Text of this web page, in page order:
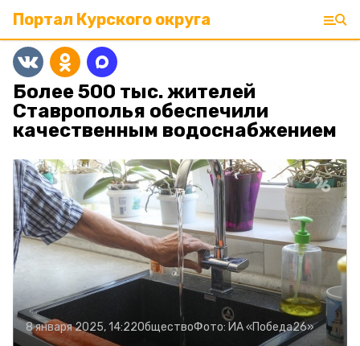
Портал Курского округа
Более 500 тыс. жителей
Ставрополья обеспечили
качественным водоснабжением
8 января 2025, 14:22ОбществоФото: ИА «Победа26»